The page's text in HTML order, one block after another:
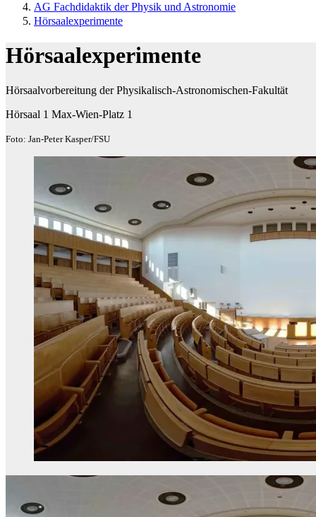
AG Fachdidaktik der Physik und Astronomie
Hörsaalexperimente
Hörsaalexperimente
Hörsaalvorbereitung der Physikalisch-Astronomischen-Fakultät
Hörsaal 1 Max-Wien-Platz 1
Foto: Jan-Peter Kasper/FSU